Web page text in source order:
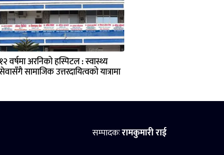
१२ वर्षमा अरनिको हस्पिटल : स्वास्थ्य
सामाजिक उत्तरदायित्वको यात्रामा
सम्पादकःरामकुमारी राई